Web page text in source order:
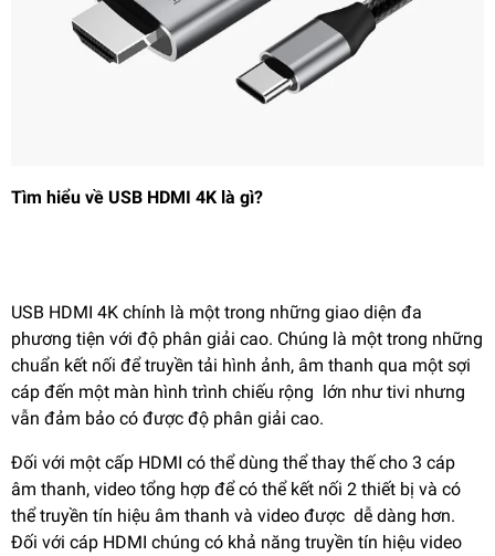
Tìm hiểu về USB HDMI 4K là gì?
USB HDMI 4K chính là một trong những giao diện đa
phương tiện với độ phân giải cao. Chúng là một trong những
chuẩn kết nối để truyền tải hình ảnh, âm thanh qua một sợi
cáp đến một màn hình trình chiếu rộng lớn như tivi nhưng
vẫn đảm bảo có được độ phân giải cao.
Đối với một cấp HDMI có thể dùng thể thay thế cho 3 cáp
âm thanh, video tổng hợp để có thể kết nối 2 thiết bị và có
thể truyền tín hiệu âm thanh và video được dễ dàng hơn.
Đối với cáp HDMI chúng có khả năng truyền tín hiệu video